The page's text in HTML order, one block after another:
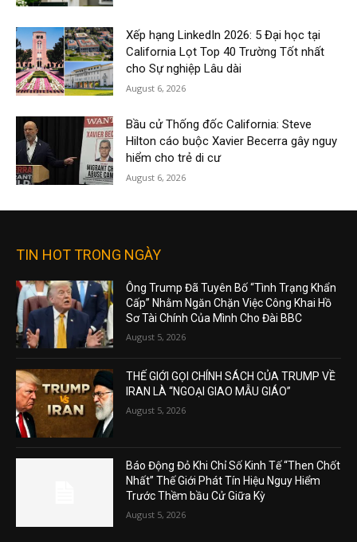
Xếp hạng LinkedIn 2026: 5 Đại học tại
California Lọt Top 40 Trường Tốt nhất
cho Sự nghiệp Lâu dài
August 6, 2026
Bầu cử Thống đốc California: Steve
Hilton cáo buộc Xavier Becerra gây nguy
hiểm cho trẻ di cư
August 6, 2026
TIN HOT TRONG NGÀY
Ông Trump Đã Tuyên Bố “Tình Trạng Khẩn
Cấp” Nhằm Ngăn Chặn Việc Công Khai Hồ
Sơ Tài Chính Của Mình Cho Đài BBC
August 5, 2026
THẾ GIỚI GỌI CHÍNH SÁCH CỦA TRUMP VỀ
IRAN LÀ “NGOẠI GIAO MẪU GIÁO”
August 5, 2026
Báo Động Đỏ Khi Chỉ Số Kinh Tế “Then Chốt
Nhất” Thế Giới Phát Tín Hiệu Nguy Hiểm
Trước Thềm bầu Cử Giữa Kỳ
August 5, 2026